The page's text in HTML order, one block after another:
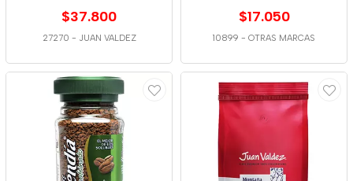
$37.800
27270 - JUAN VALDEZ
$17.050
10899 - OTRAS MARCAS